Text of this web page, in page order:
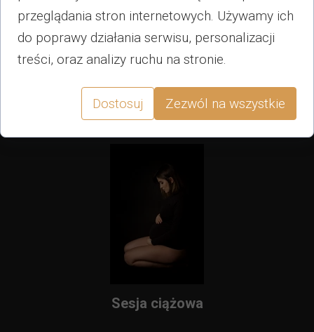
Sesja noworodkowa
życia Twojego maleństwa, to
niepowtarzalny czas i fantastyczna
pamiątka!
Sesja ciążowa
przeglądania stron internetowych. Używamy ich
do poprawy działania serwisu, personalizacji
treści, oraz analizy ruchu na stronie.
Dostosuj Zezwól na wszystkie